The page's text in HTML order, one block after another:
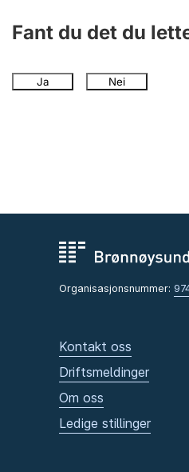
Fant du det du
Ja Nei
Organisasjonsnummer:
Kontakt oss
Driftsmeldinger
Om oss
Ledige stillinger